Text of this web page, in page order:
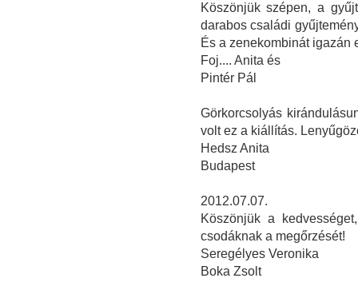
Köszönjük szépen, a
darabos családi
És a zenekombinát igazán
Foj.... Anita és
Pintér Pál
Görkorcsolyás
volt ez a kiállítás.
Hedsz Anita
Budapest
2012.07.07.
Köszönjük a
csodáknak a megőrzését!
Seregélyes Veronika
Boka Zsolt